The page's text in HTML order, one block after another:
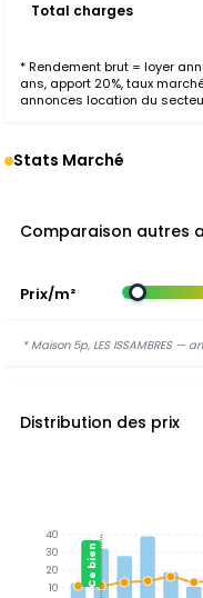
Total charges
* Rendement brut = loyer
ans, apport 20%, taux
annonces location du
Stats Marché
Comparaison autres
Prix/m²
* Maison 5p, LES ISSAMBRES —
Distribution des prix
Ce bien
40
30
20
10